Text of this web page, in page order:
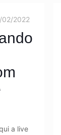
02/2022
a live